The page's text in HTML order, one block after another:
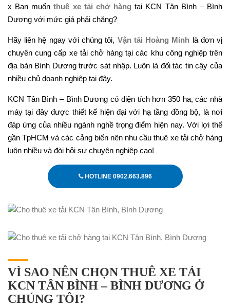
x Bạn muốnthuê xe tải chở hàng tại KCN Tân Bình – Bình
Dương với mức giá phải chăng?
Hãy liên hệ ngay với chúng tôi, Vận tải Hoàng Minh là đơn vị
chuyên cung cấp xe tải chở hàng tại các khu công nghiệp trên
địa bàn Bình Dương trước sát nhập. Luôn là đối tác tin cậy của
nhiều chủ doanh nghiệp tại đây.
KCN Tân Bình – Bình Dương có diện tích hơn 350 ha, các nhà
máy tại đây được thiết kế hiện đại với hạ tầng đồng bộ, là nơi
đáp ứng của nhiều ngành nghề trọng điểm hiện nay. Với lợi thế
gần TpHCM và các cảng biển nên nhu cầu thuê xe tải chở hàng
luôn nhiều và đòi hỏi sự chuyên nghiệp cao!
HOTLINE 0902.663.896
VÌ SAO NÊN CHỌN THUÊ XE TẢI
KCN TÂN BÌNH – BÌNH DƯƠNG Ở
CHÚNG TÔI?